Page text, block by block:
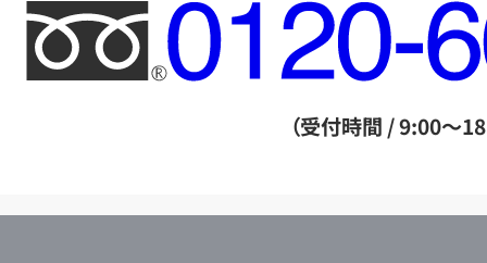
フ
リ
ー
ル
（受付時間 / 9:00～